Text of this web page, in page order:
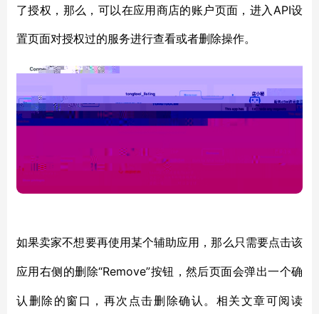
了授权，那么，可以在应用商店的账户页面，进入API设
置页面对授权过的服务进行查看或者删除操作。
如果卖家不想要再使用某个辅助应用，那么只需要点击该
应用右侧的删除“Remove”按钮，然后页面会弹出一个确
认删除的窗口，再次点击删除确认。相关文章可阅读